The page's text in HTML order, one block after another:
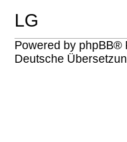
LG
Powered by phpBB®
Deutsche